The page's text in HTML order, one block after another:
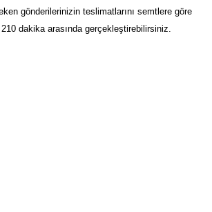
gönderilerinizin teslimatlarını semtlere göre
dakika arasında gerçekleştirebilirsiniz.